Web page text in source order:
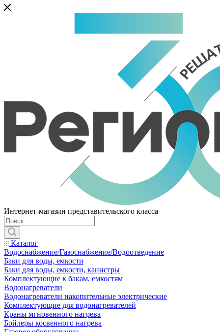
Интернет-магазин представительского класса
Каталог
Водоснабжение/Газоснабжение/Водоотведение
Баки для воды, емкости
Баки для воды, емкости, канистры
Комплектующие к бакам, емкостям
Водонагреватели
Водонагреватели накопительные электрические
Комплектующие для водонагревателей
Краны мгновенного нагрева
Бойлеры косвенного нагрева